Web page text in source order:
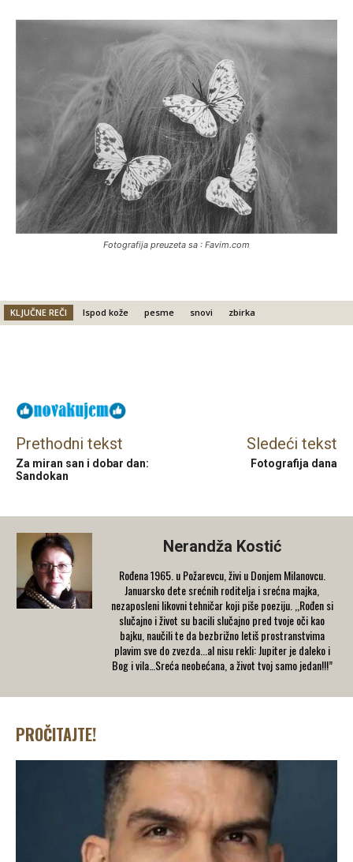
Fotografija preuzeta sa : Favim.com
KLJUČNE REČI Ispod kože pesme snovi zbirka
Prethodni tekst
Za miran san i dobar dan:
Sandokan
Sledeći tekst
Fotografija dana
Nerandža Kostić
Rođena 1965. u Požarevcu, živi u Donjem Milanovcu.
Januarsko dete srećnih roditelja i srećna majka,
nezaposleni likovni tehničar koji piše poeziju. ,,Rođen si
slučajno i život su bacili slučajno pred tvoje oči kao
bajku, naučili te da bezbrižno letiš prostranstvima
plavim sve do zvezda...al nisu rekli: Jupiter je daleko i
Bog i vila…Sreća neobećana, a život tvoj samo jedan!!!”
PROČITAJTE!